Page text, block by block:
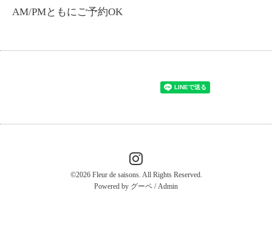
AM/PMともにご予約OK
©2026 Fleur de saisons. All Rights Reserved.
Powered by グーペ /Admin